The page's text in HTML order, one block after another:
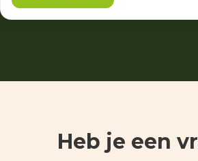
Heb je een